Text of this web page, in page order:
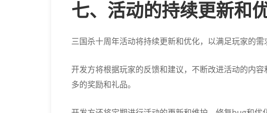
七、活动的持续更新和
三国杀十周年活动将持续更新和优化，以满足玩家的需
开发方将根据玩家的反馈和建议，不断改进活动的内
多的奖励和礼品。